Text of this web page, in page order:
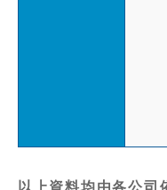
以上資料均由各公司